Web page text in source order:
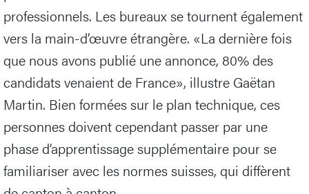
professionnels. Les bureaux se tournent également
vers la main-d’œuvre étrangère. «La dernière fois
que nous avons publié une annonce, 80% des
candidats venaient de France», illustre Gaëtan
Martin. Bien formées sur le plan technique, ces
personnes doivent cependant passer par une
phase d’apprentissage supplémentaire pour se
familiariser avec les normes suisses, qui diffèrent